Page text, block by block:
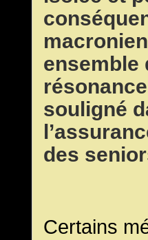
ensemble
souligné
des
Certains